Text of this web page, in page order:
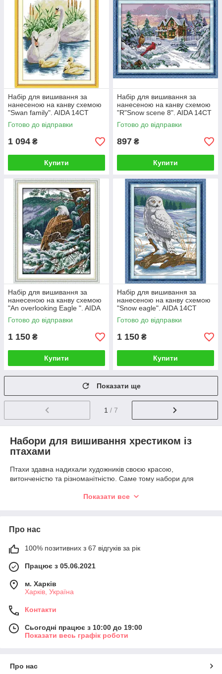
Набір для вишивання за
нанесеною на канву схемою
"Swan family". AIDA 14CT
printed, 43*54 см
Готово до відправки
1 094 ₴
Купити
Набір для вишивання за
нанесеною на канву схемою
"R"Snow scene 8". AIDA 14CT
printed 49*38 см
Готово до відправки
897 ₴
Купити
Набір для вишивання за
нанесеною на канву схемою
"An overlooking Eagle ". AIDA
14CT printed, 44*52 см
Готово до відправки
1 150 ₴
Купити
Набір для вишивання за
нанесеною на канву схемою
"Snow eagle". AIDA 14CT
printed 41*54 см
Готово до відправки
1 150 ₴
Купити
Показати ще
1 / 7
Набори для вишивання хрестиком із
птахами
Птахи здавна надихали художників своєю красою,
витонченістю та різноманітністю. Саме тому набори для
популярністю серед любителів творчості. Такі картини
У нашому каталозі представлені найрізноманітніші сюжети:
• сови;
• лебеді;
• павичі;
• папуги;
• колібрі;
• синиці;
• журавлі;
• соколи;
• фламінго;
• екзотичні птахи;
Показати все
Про нас
100% позитивних з 67 відгуків за рік
Працює з 05.06.2021
м. Харків
Харків, Україна
Контакти
Сьогодні працює з 10:00 до 19:00
Показати весь графік роботи
Про нас